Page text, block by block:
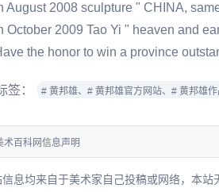
August 2008 sculpture " CHINA,
October 2009 Tao Yi " heaven and
the honor to win a province
签： # 黄邦雄、 # 黄邦雄官方网站、 # 黄邦雄作
术百科网信息声明
息均来自于美术家自己投稿或网络，本站